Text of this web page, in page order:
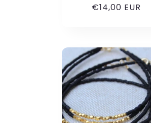
Κανονική
€14,00 EUR